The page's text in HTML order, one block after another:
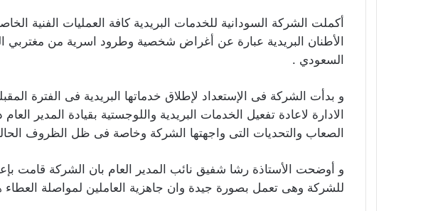
أكملت الشركة السودانية للخدمات البريدية كافة العمليات الفنية
الأطنان البريدية عبارة عن أغراض شخصية وطرود اسرية من مغتربي
السعودي .
و بدأت الشركة فى الإستعداد لإطلاق خدماتها البريدية فى الفترة
الادارة لاعادة تفعيل الخدمات البريدية واللوجستية بقيادة المدير
الصعاب والتحديات التى واجهتها الشركة وخاصة فى ظل الظروف
و أوضحت الأستاذة رشا شفيق نائب المدير العام بان الشركة قامت
للشركة وهى تعمل بصورة جيدة وان جاهزية العاملين لمواصلة العطاء